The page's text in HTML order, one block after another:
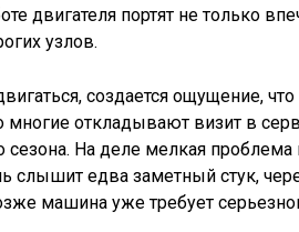
двигателя портят не только
узлов.
создается ощущение, что
многие откладывают визит в
На деле мелкая
слышит едва заметный стук,
машина уже требует